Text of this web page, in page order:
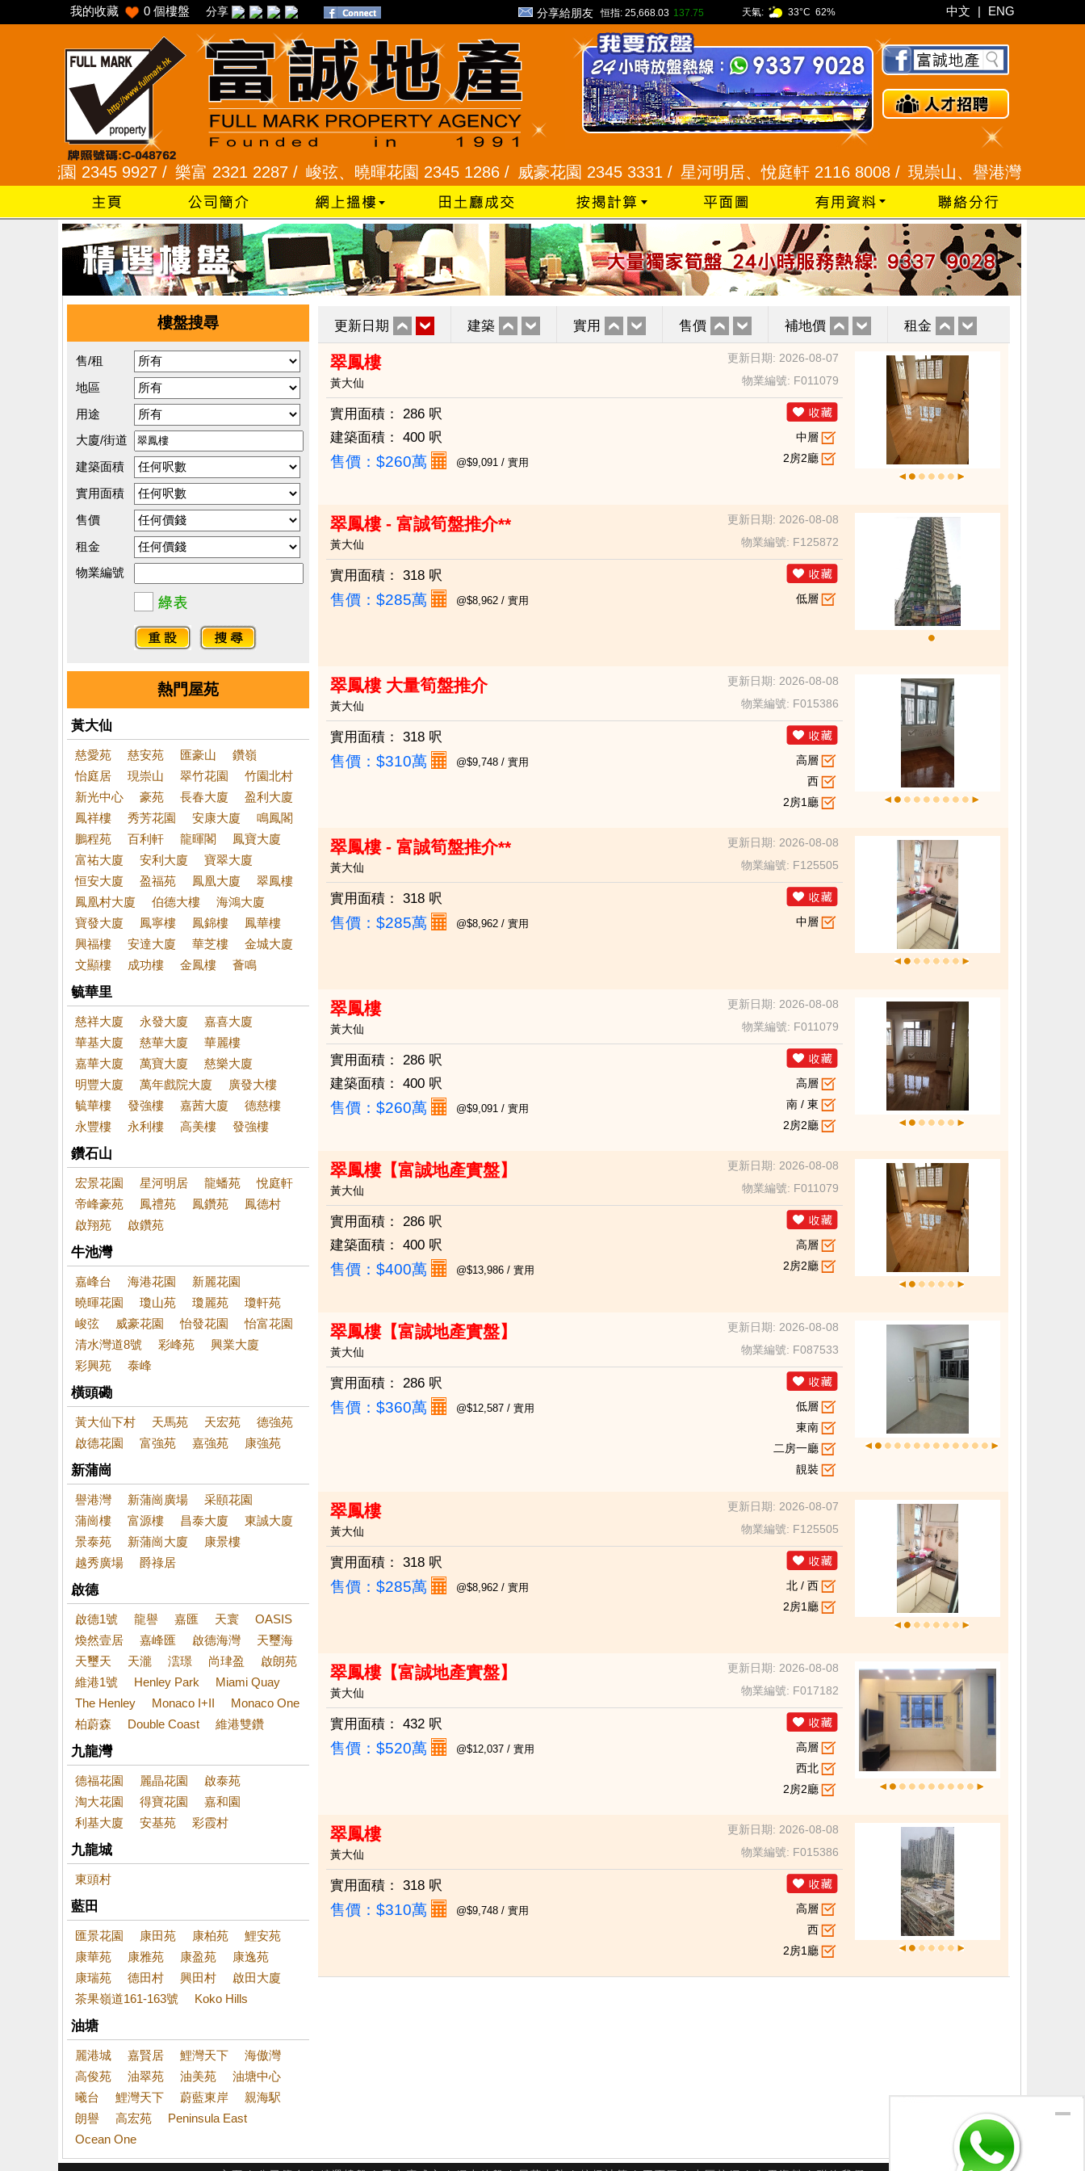
我的收藏 0 個樓盤 分享 分享給朋友 恒指: 25,668.03 137.75 天氣: 33°C 62% 中文 | ENG
園 2345 9927 /樂富 2321 2287 /峻弦、曉暉花園 2345 1286 /威豪花園 2345 3331 /星河明居、悅庭軒 2116 8008 /現崇山、譽港灣 2345 9926 /
樓盤搜尋
售/租
地區
用途
大廈/街道
建築面積
實用面積
售價
租金
物業編號
熱門屋苑
黃大仙
慈愛苑 慈安苑 匯豪山
鑽嶺
怡庭居
現崇山 翠竹花園
竹園北村
新光中心
豪苑 長春大廈
盈利大廈
鳳祥樓
秀芳花園 安康大廈
鳴鳳閣
鵬程苑
百利軒 龍暉閣
鳳寶大廈
富祐大廈
安利大廈
寶翠大廈
恒安大廈
盈福苑 鳳凰大廈
翠鳳樓
鳳凰村大廈
伯德大樓
海鴻大廈
寶發大廈
鳳寧樓 鳳錦樓
鳳華樓
興福樓
安達大廈 華芝樓
金城大廈
文顯樓
成功樓 金鳳樓 薈鳴
毓華里
慈祥大廈 永發大廈
嘉喜大廈
華基大廈
慈華大廈
華麗樓
嘉華大廈
萬寶大廈
慈樂大廈
明豐大廈
萬年戲院大廈
廣發大樓
毓華樓
發強樓 嘉茜大廈
德慈樓
永豐樓
永利樓 高美樓 發強樓
鑽石山
宏景花園 星河明居 龍蟠苑
悅庭軒
帝峰豪苑
鳳禮苑 鳳鑽苑
鳳德村
啟翔苑
啟鑽苑
牛池灣
嘉峰台 海港花園
新麗花園
曉暉花園
瓊山苑 瓊麗苑
瓊軒苑
峻弦
威豪花園 怡發花園
怡富花園
清水灣道8號
彩峰苑
興業大廈
彩興苑
泰峰
橫頭磡
黃大仙下村 天馬苑 天宏苑
德強苑
啟德花園
富強苑 嘉強苑 康強苑
新蒲崗
譽港灣 新蒲崗廣場
采頤花園
蒲崗樓
富源樓 昌泰大廈
東誠大廈
景泰苑
新蒲崗大廈
康景樓
越秀廣場
爵祿居
啟德
啟德1號 龍譽 嘉匯 天寰
OASIS
煥然壹居
嘉峰匯 啟德海灣
天璽海
天璽天
天瀧 澐璟 尚珒盈
啟朗苑
維港1號
Henley Park
Miami Quay
The Henley
Monaco I+II
Monaco One
柏蔚森
Double Coast 維港雙鑽
九龍灣
德福花園 麗晶花園
啟泰苑
淘大花園
得寶花園
嘉和園
利基大廈
安基苑 彩霞村
九龍城
東頭村
藍田
匯景花園 康田苑 康柏苑
鯉安苑
康華苑
康雅苑 康盈苑
康逸苑
康瑞苑
德田村 興田村
啟田大廈
茶果嶺道161-163號
Koko Hills
油塘
麗港城 嘉賢居 鯉灣天下
海傲灣
高俊苑
油翠苑 油美苑
油塘中心
曦台
鯉灣天下 蔚藍東岸
親海駅
朗譽
高宏苑
Peninsula East
Ocean One
更新日期 建築 實用 售價 補地價 租金
翠鳳樓
更新日期: 2026-08-07
黃大仙
物業編號: F011079
實用面積：
286 呎
建築面積：
400 呎
售價： $260萬 @$9,091 / 實用
中層
2房2廳
翠鳳樓 - 富誠筍盤推介**
更新日期: 2026-08-08
黃大仙
物業編號: F125872
實用面積： 318 呎
售價： $285萬 @$8,962 / 實用 低層
翠鳳樓 大量筍盤推介
更新日期: 2026-08-08
黃大仙
物業編號: F015386
實用面積： 318 呎
售價： $310萬 @$9,748 / 實用
高層
西
2房1廳
翠鳳樓 - 富誠筍盤推介**
更新日期: 2026-08-08
黃大仙
物業編號: F125505
實用面積： 318 呎
售價： $285萬 @$8,962 / 實用 中層
翠鳳樓
更新日期: 2026-08-08
黃大仙
物業編號: F011079
實用面積：
286 呎
建築面積：
400 呎
售價： $260萬 @$9,091 / 實用
高層
南 / 東
2房2廳
翠鳳樓【富誠地產實盤】
更新日期: 2026-08-08
黃大仙
物業編號: F011079
實用面積：
286 呎
建築面積：
400 呎
售價： $400萬 @$13,986 / 實用
高層
2房2廳
翠鳳樓【富誠地產實盤】
更新日期: 2026-08-08
黃大仙
物業編號: F087533
實用面積： 286 呎
售價： $360萬 @$12,587 / 實用
低層
東南
二房一廳
靚裝
翠鳳樓
更新日期: 2026-08-07
黃大仙
物業編號: F125505
實用面積： 318 呎
售價： $285萬 @$8,962 / 實用
北 / 西
2房1廳
翠鳳樓【富誠地產實盤】
更新日期: 2026-08-08
黃大仙
物業編號: F017182
實用面積： 432 呎
售價： $520萬 @$12,037 / 實用
高層
西北
2房2廳
翠鳳樓
更新日期: 2026-08-08
黃大仙
物業編號: F015386
實用面積： 318 呎
售價： $310萬 @$9,748 / 實用
高層
西
2房1廳